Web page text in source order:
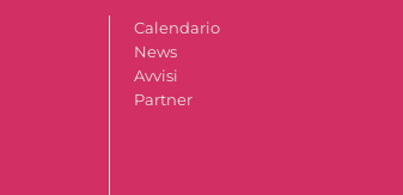
Calendario
News
Avvisi
Partner